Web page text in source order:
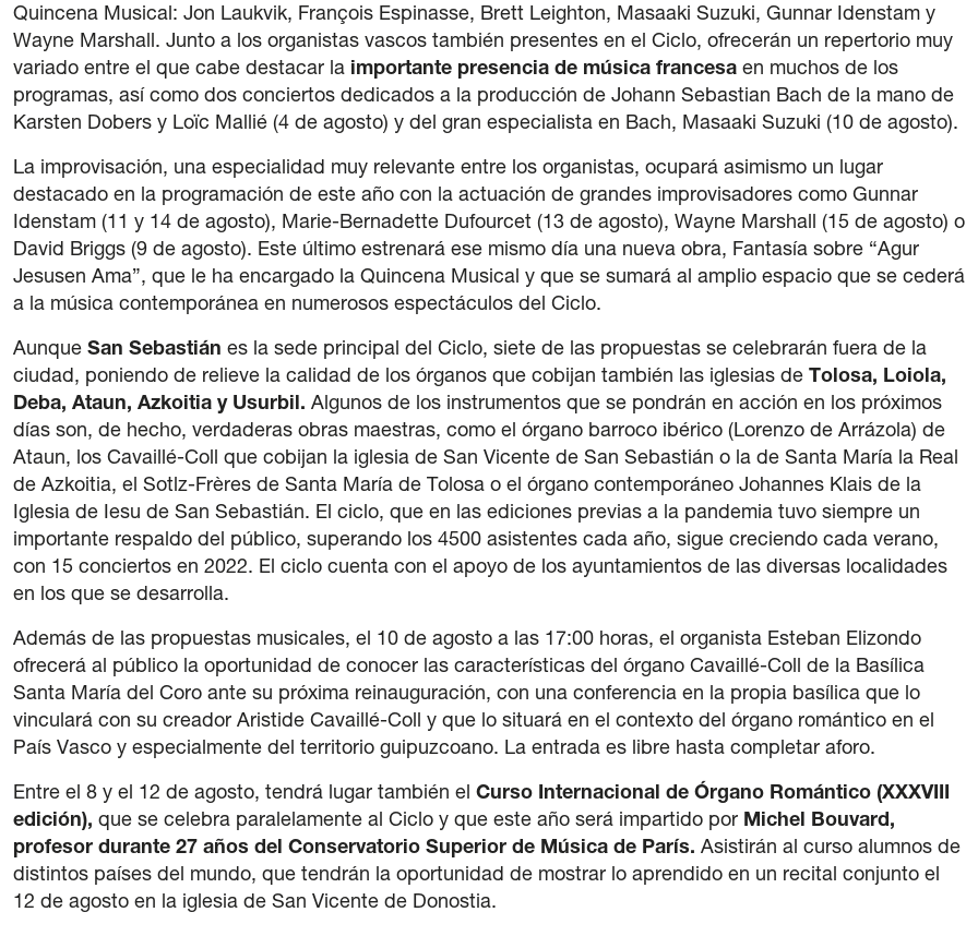
Quincena Musical: Jon Laukvik, François Espinasse, Brett Leighton, Masaaki Suzuki, Gunnar Idenstam y
Wayne Marshall. Junto a los organistas vascos también presentes en el Ciclo, ofrecerán un repertorio muy
variado entre el que cabe destacar la importante presencia de música francesa en muchos de los
programas, así como dos conciertos dedicados a la producción de Johann Sebastian Bach de la mano de
Karsten Dobers y Loïc Mallié (4 de agosto) y del gran especialista en Bach, Masaaki Suzuki (10 de agosto).
La improvisación, una especialidad muy relevante entre los organistas, ocupará asimismo un lugar
destacado en la programación de este año con la actuación de grandes improvisadores como Gunnar
Idenstam (11 y 14 de agosto), Marie-Bernadette Dufourcet (13 de agosto), Wayne Marshall (15 de agosto) o
David Briggs (9 de agosto). Este último estrenará ese mismo día una nueva obra, Fantasía sobre “Agur
Jesusen Ama”, que le ha encargado la Quincena Musical y que se sumará al amplio espacio que se cederá
a la música contemporánea en numerosos espectáculos del Ciclo.
Aunque San Sebastián es la sede principal del Ciclo, siete de las propuestas se celebrarán fuera de la
ciudad, poniendo de relieve la calidad de los órganos que cobijan también las iglesias de Tolosa, Loiola,
Deba, Ataun, Azkoitia y Usurbil. Algunos de los instrumentos que se pondrán en acción en los próximos
días son, de hecho, verdaderas obras maestras, como el órgano barroco ibérico (Lorenzo de Arrázola) de
Ataun, los Cavaillé-Coll que cobijan la iglesia de San Vicente de San Sebastián o la de Santa María la Real
de Azkoitia, el Sotlz-Frères de Santa María de Tolosa o el órgano contemporáneo Johannes Klais de la
Iglesia de Iesu de San Sebastián. El ciclo, que en las ediciones previas a la pandemia tuvo siempre un
importante respaldo del público, superando los 4500 asistentes cada año, sigue creciendo cada verano,
con 15 conciertos en 2022. El ciclo cuenta con el apoyo de los ayuntamientos de las diversas localidades
en los que se desarrolla.
Además de las propuestas musicales, el 10 de agosto a las 17:00 horas, el organista Esteban Elizondo
ofrecerá al público la oportunidad de conocer las características del órgano Cavaillé-Coll de la Basílica
Santa María del Coro ante su próxima reinauguración, con una conferencia en la propia basílica que lo
vinculará con su creador Aristide Cavaillé-Coll y que lo situará en el contexto del órgano romántico en el
País Vasco y especialmente del territorio guipuzcoano. La entrada es libre hasta completar aforo.
Entre el 8 y el 12 de agosto, tendrá lugar también el Curso Internacional de Órgano Romántico (XXXVIII
edición), que se celebra paralelamente al Ciclo y que este año será impartido por Michel Bouvard,
profesor durante 27 años del Conservatorio Superior de Música de París. Asistirán al curso alumnos de
distintos países del mundo, que tendrán la oportunidad de mostrar lo aprendido en un recital conjunto el
12 de agosto en la iglesia de San Vicente de Donostia.